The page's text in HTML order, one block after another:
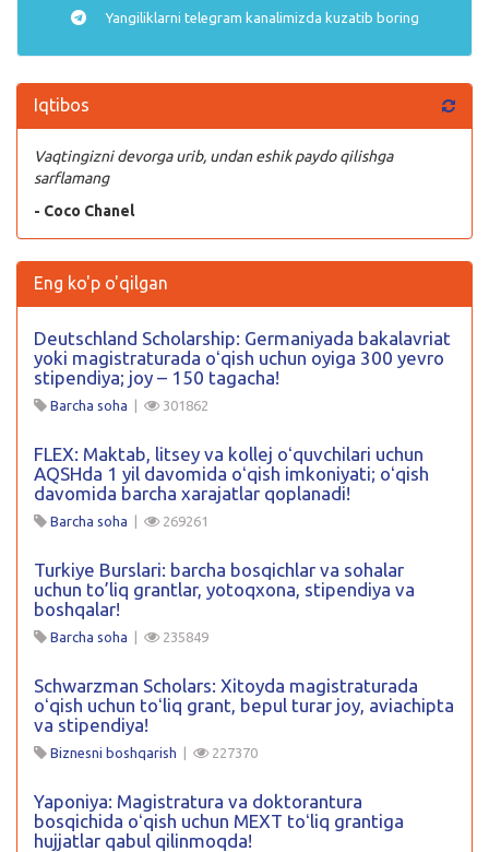
Yangiliklarni telegram kanalimizda kuzatib boring
Iqtibos
Vaqtingizni devorga urib, undan eshik paydo qilishga
sarflamang
- Coco Chanel
Eng ko'p o'qilgan
Deutschland Scholarship: Germaniyada bakalavriat
yoki magistraturada oʻqish uchun oyiga 300 yevro
stipendiya; joy – 150 tagacha!
Barcha soha | 301862
FLEX: Maktab, litsey va kollej oʻquvchilari uchun
AQSHda 1 yil davomida oʻqish imkoniyati; oʻqish
davomida barcha xarajatlar qoplanadi!
Barcha soha | 269261
Turkiye Burslari: barcha bosqichlar va sohalar
uchun to’liq grantlar, yotoqxona, stipendiya va
boshqalar!
Barcha soha | 235849
Schwarzman Scholars: Xitoyda magistraturada
oʻqish uchun toʻliq grant, bepul turar joy, aviachipta
va stipendiya!
Biznesni boshqarish | 227370
Yaponiya: Magistratura va doktorantura
bosqichida oʻqish uchun MEXT toʻliq grantiga
hujjatlar qabul qilinmoqda!